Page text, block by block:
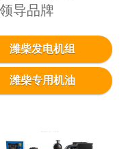
导品牌
潍柴发电机组
潍柴专用机油